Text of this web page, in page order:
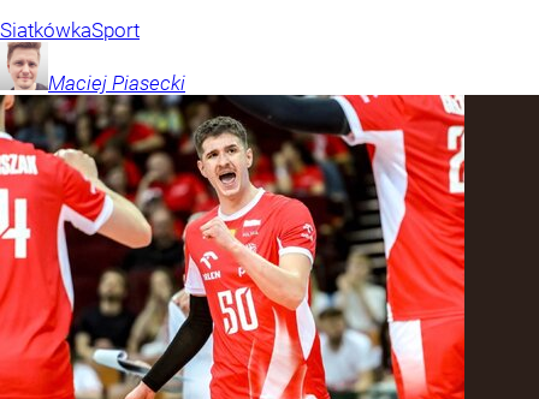
SiatkówkaSport
Maciej Piasecki